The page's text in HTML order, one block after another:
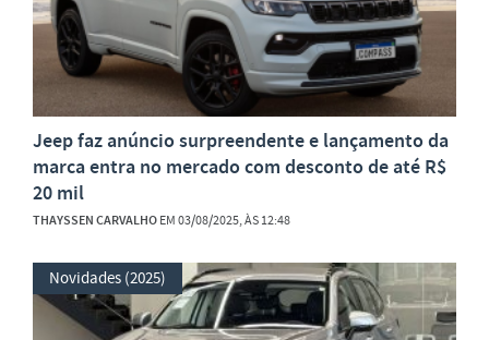
Jeep faz anúncio surpreendente e lançamento da
marca entra no mercado com desconto de até R$
20 mil
THAYSSEN CARVALHOEM 03/08/2025, ÀS 12:48
Novidades (2025)